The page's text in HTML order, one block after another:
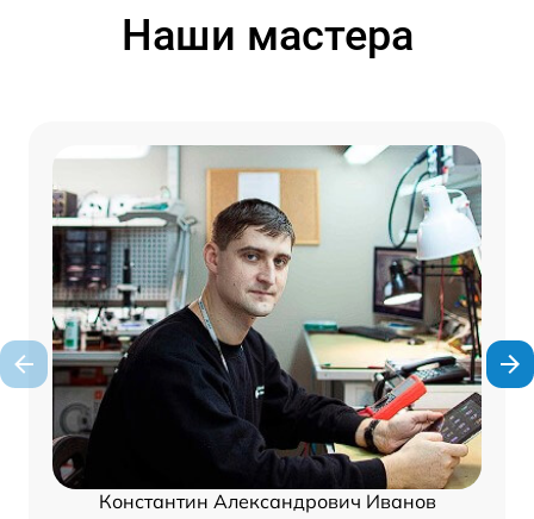
Наши мастера
Константин Александрович Иванов